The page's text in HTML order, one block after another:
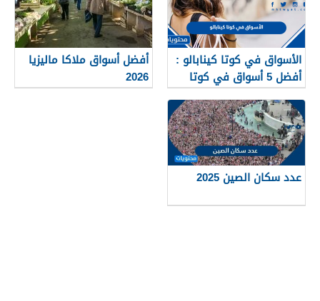
الأسواق في كوتا كينابالو :
أفضل 5 أسواق في كوتا
كينابالو ماليزيا 2025
أفضل أسواق ملاكا ماليزيا
2026
عدد سكان الصين 2025